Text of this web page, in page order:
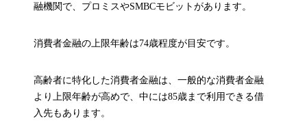
融機関で、プロミスやSMBCモビットがあります。
消費者金融の上限年齢は74歳程度が目安です。
高齢者に特化した消費者金融は、一般的な消費者金融
より上限年齢が高めで、中には85歳まで利用できる借
入先もあります。